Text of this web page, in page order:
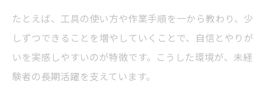
たとえば、工具の使い方や作業手順を一から教わり、少
しずつできることを増やしていくことで、自信とやりが
いを実感しやすいのが特徴です。こうした環境が、未経
験者の長期活躍を支えています。